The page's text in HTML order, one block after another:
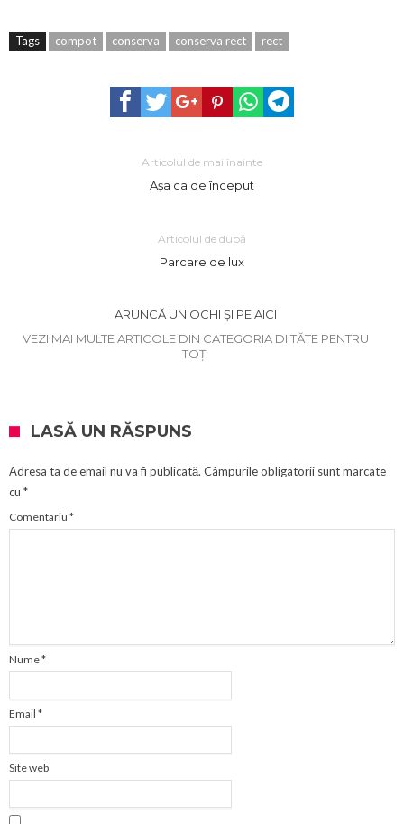
Tags compot conserva conserva rect rect
Articolul de mai înainte
Aşa ca de început
Articolul de după
Parcare de lux
ARUNCĂ UN OCHI ȘI PE AICI
VEZI MAI MULTE ARTICOLE DIN CATEGORIA DI TĂTE PENTRU
TOȚI
LASĂ UN RĂSPUNS
Adresa ta de email nu va fi publicată. Câmpurile obligatorii sunt marcate
cu *
Comentariu *
Nume*
Email *
Site web